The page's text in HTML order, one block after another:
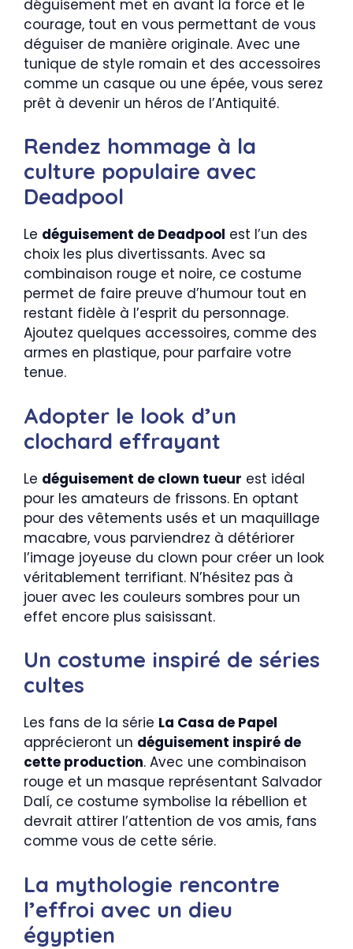
déguisement met en avant la force et le
courage, tout en vous permettant de vous
déguiser de manière originale. Avec une
tunique de style romain et des accessoires
comme un casque ou une épée, vous serez
prêt à devenir un héros de l’Antiquité.
Rendez hommage à la
culture populaire avec
Deadpool
Le déguisement de Deadpool est l’un des
choix les plus divertissants. Avec sa
combinaison rouge et noire, ce costume
permet de faire preuve d’humour tout en
restant fidèle à l’esprit du personnage.
Ajoutez quelques accessoires, comme des
armes en plastique, pour parfaire votre
tenue.
Adopter le look d’un
clochard effrayant
Le déguisement de clown tueur est idéal
pour les amateurs de frissons. En optant
pour des vêtements usés et un maquillage
macabre, vous parviendrez à détériorer
l’image joyeuse du clown pour créer un look
véritablement terrifiant. N’hésitez pas à
jouer avec les couleurs sombres pour un
effet encore plus saisissant.
Un costume inspiré de séries
cultes
Les fans de la série La Casa de Papel
apprécieront un déguisement inspiré de
cette production. Avec une combinaison
rouge et un masque représentant Salvador
Dalí, ce costume symbolise la rébellion et
devrait attirer l’attention de vos amis, fans
comme vous de cette série.
La mythologie rencontre
l’effroi avec un dieu
égyptien